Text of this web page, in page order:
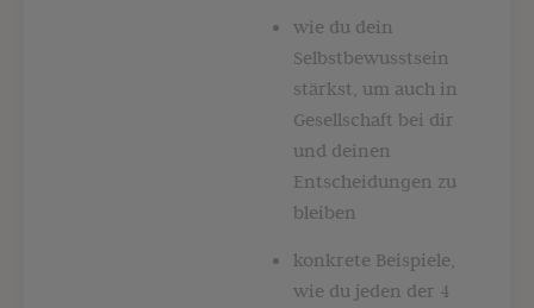
wie du dein
Selbstbewusstsein
stärkst, um auch in
Gesellschaft bei dir
und deinen
Entscheidungen zu
bleiben
konkrete Beispiele,
wie du jeden der 4